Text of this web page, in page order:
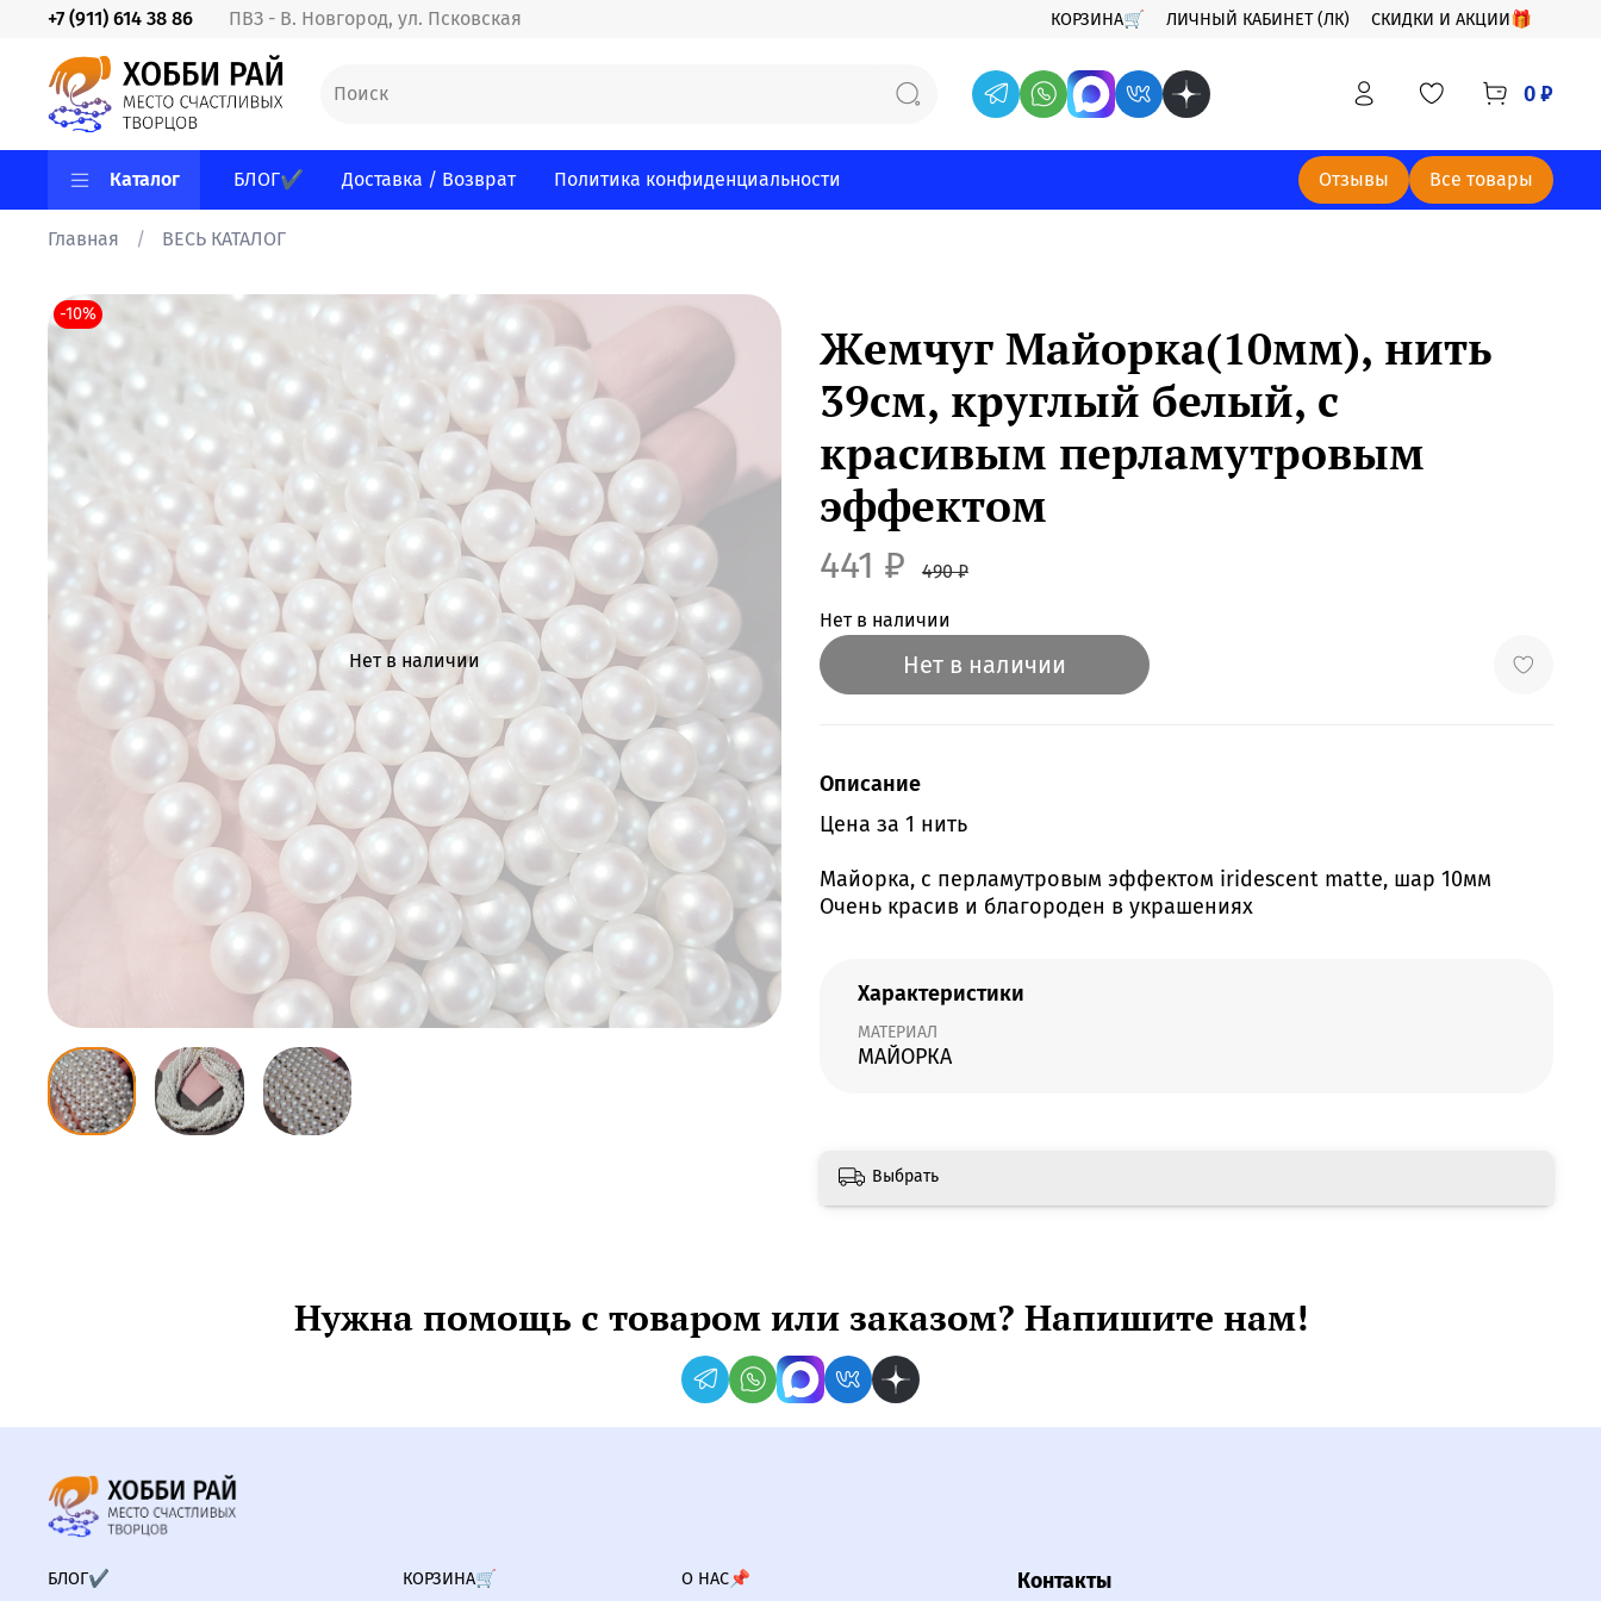
КОРЗИНА🛒 ЛИЧНЫЙ КАБИНЕТ (ЛК) СКИДКИ И АКЦИИ🎁
ПВЗ - В. Новгород, ул. Псковская
+7 (911) 614 38 86
0 ₽
Каталог БЛОГ✔ Доставка / Возврат Политика конфиденциальности Отзывы Все товары
Главная ВЕСЬ КАТАЛОГ
Нет в наличии
-10%
Жемчуг Майорка(10мм), нить
39см, круглый белый, с
красивым перламутровым
эффектом
441 ₽ 490 ₽
Нет в наличии
Нет в наличии
Описание
Цена за 1 нить
Майорка, с перламутровым эффектом iridescent matte, шар 10мм
Очень красив и благороден в украшениях
Характеристики
МАТЕРИАЛ
МАЙОРКА
Выбрать
Нужна помощь с товаром или заказом? Напишите нам!
БЛОГ✔ КОРЗИНА🛒 О НАС📌 Контакты